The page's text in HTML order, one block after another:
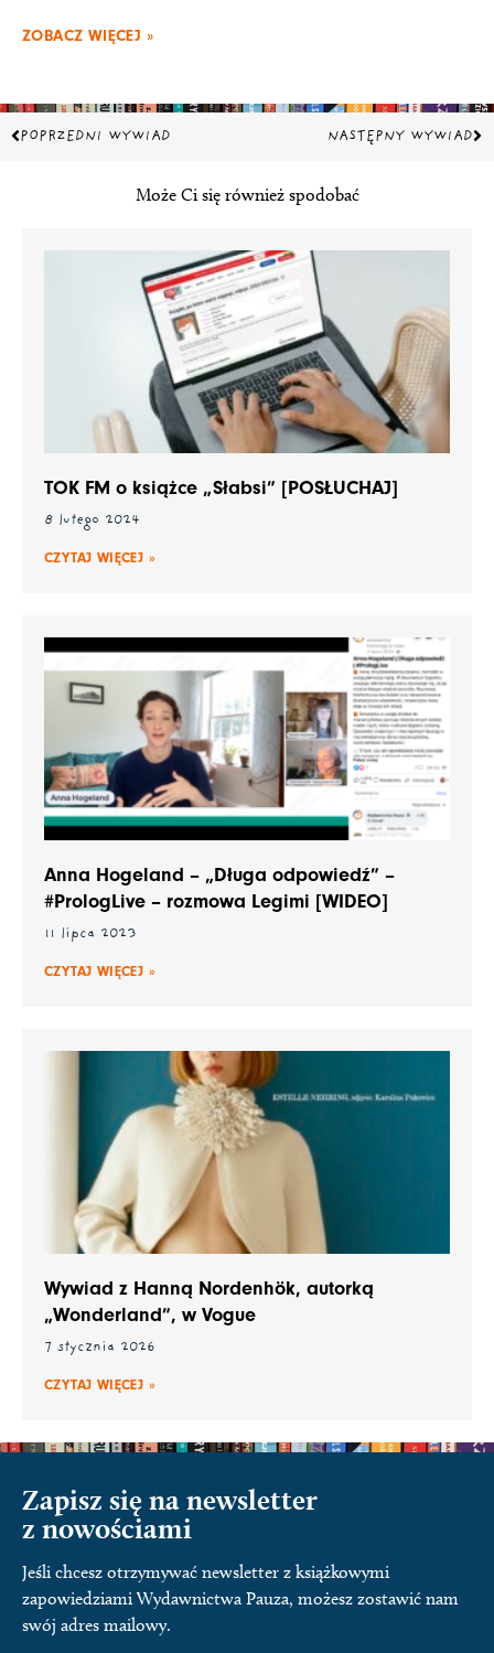
ZOBACZ WIĘCEJ »
Prev
POPRZEDNI WYWIAD NASTĘPNY WYWIAD
Może Ci się również spodobać
TOK FM o książce „Słabsi” [POSŁUCHAJ]
8 lutego 2024
CZYTAJ WIĘCEJ »
Anna Hogeland – „Długa odpowiedź” –
#PrologLive – rozmowa Legimi [WIDEO]
11 lipca 2023
CZYTAJ WIĘCEJ »
Wywiad z Hanną Nordenhök, autorką
„Wonderland”, w Vogue
7 stycznia 2026
CZYTAJ WIĘCEJ »
Zapisz się na newsletter
z nowościami
Jeśli chcesz otrzymywać newsletter z książkowymi
zapowiedziami Wydawnictwa Pauza, możesz zostawić nam
swój adres mailowy.